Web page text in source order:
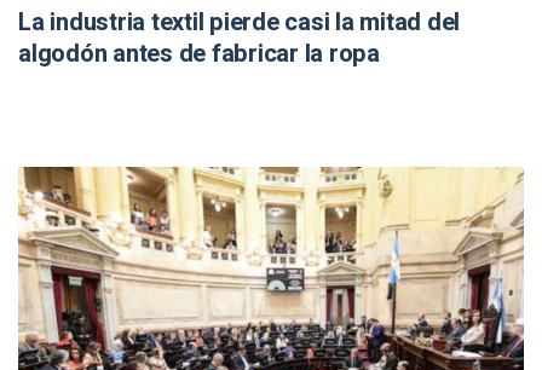
La industria textil pierde casi la mitad del
algodón antes de fabricar la ropa